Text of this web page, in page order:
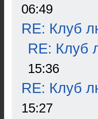
06:49
RE: Клуб
RE: Клуб
15:36
RE: Клуб
15:27